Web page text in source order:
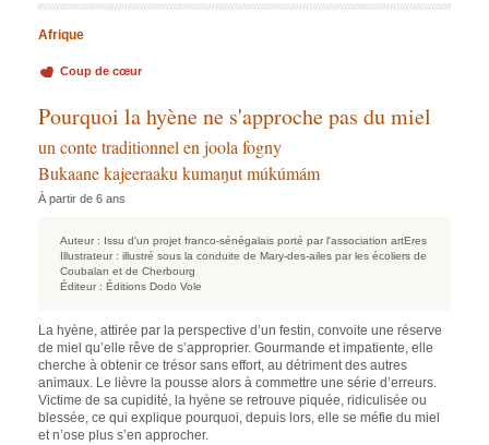
Afrique
Coup de cœur
Pourquoi la hyène ne s'approche pas du miel
un conte traditionnel en joola fogny
Bukaane kajeeraaku kumaŋut múkúmám
À partir de 6 ans
Auteur : Issu d'un projet franco-sénégalais porté par l'association artEres
Illustrateur : illustré sous la conduite de Mary-des-ailes par les écoliers de
Coubalan et de Cherbourg
Éditeur : Éditions Dodo Vole
La hyène, attirée par la perspective d’un festin, convoite une réserve
de miel qu’elle rêve de s’approprier. Gourmande et impatiente, elle
cherche à obtenir ce trésor sans effort, au détriment des autres
animaux. Le lièvre la pousse alors à commettre une série d’erreurs.
Victime de sa cupidité, la hyène se retrouve piquée, ridiculisée ou
blessée, ce qui explique pourquoi, depuis lors, elle se méfie du miel
et n’ose plus s’en approcher.